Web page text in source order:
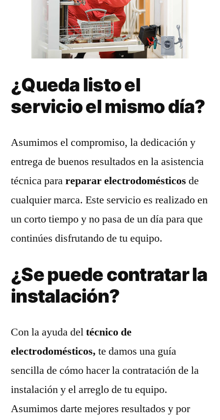
¿Queda listo el
servicio el mismo día?
Asumimos el compromiso, la dedicación y
entrega de buenos resultados en la asistencia
técnica parareparar electrodomésticos de
cualquier marca. Este servicio es realizado en
un corto tiempo y no pasa de un día para que
continúes disfrutando de tu equipo.
¿Se puede contratar la
instalación?
Con la ayuda deltécnico de
electrodomésticos, te damos una guía
sencilla de cómo hacer la contratación de la
instalación y el arreglo de tu equipo.
Asumimos darte mejores resultados y por